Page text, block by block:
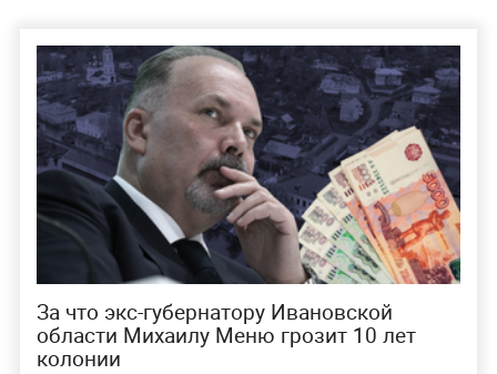
За что экс-губернатору Ивановской
области Михаилу Меню грозит 10 лет
колонии